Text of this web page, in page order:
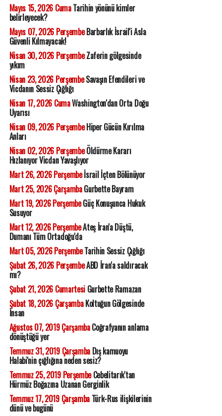
Mayıs 15, 2026 CumaTarihin yönünü kimler
belirleyecek?
Mayıs 07, 2026 PerşembeBarbarlık İsrail'i Asla
Güvenli Kılmayacak!
Nisan 30, 2026 PerşembeZaferin gölgesinde
yıkım
Nisan 23, 2026 PerşembeSavaşın Efendileri ve
Vicdanın Sessiz Çığlığı
Nisan 17, 2026 CumaWashington'dan Orta Doğu
Uyarısı
Nisan 09, 2026 PerşembeHiper Gücün Kırılma
Anları
Nisan 02, 2026 PerşembeÖldürme Kararı
Hızlanıyor Vicdan Yavaşlıyor
Mart 26, 2026 Perşembeİsrail İçten Bölünüyor
Mart 25, 2026 ÇarşambaGurbette Bayram
Mart 19, 2026 PerşembeGüç Konuşunca Hukuk
Susuyor
Mart 12, 2026 PerşembeAteş İran'a Düştü,
Dumanı Tüm Ortadoğu'da
Mart 05, 2026 PerşembeTarihin Sessiz Çığlığı
Şubat 26, 2026 PerşembeABD İran'a saldıracak
mı?
Şubat 21, 2026 CumartesiGurbette Ramazan
Şubat 18, 2026 ÇarşambaKoltuğun Gölgesinde
İnsan
Ağustos 07, 2019 ÇarşambaCoğrafyanın anlama
dönüştüğü yer
Temmuz 31, 2019 ÇarşambaDış kamuoyu
Halabi'nin çığlığına neden sesiz?
Temmuz 25, 2019 PerşembeCebelitarık'tan
Hürmüz Boğazına Uzanan Gerginlik
Temmuz 17, 2019 ÇarşambaTürk-Rus ilişkilerinin
dünü ve bugünü